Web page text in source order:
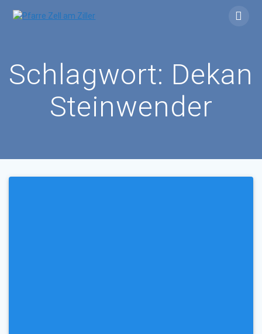
Schlagwort: Dekan
Steinwender